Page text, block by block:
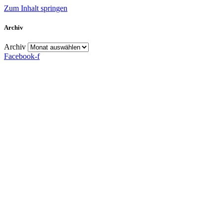
Zum Inhalt springen
Archiv
Archiv
Facebook-f